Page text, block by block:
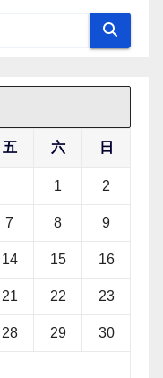
五 六 日
1 2
7 8 9
14 15 16
21 22 23
28 29 30